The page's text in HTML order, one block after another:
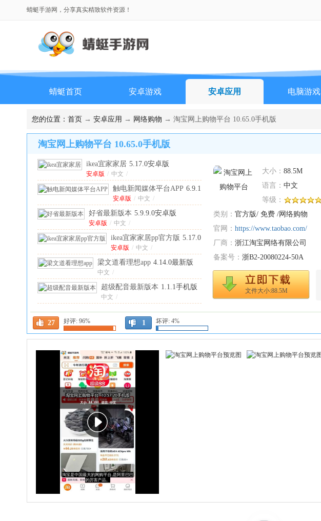
蜻蜓手游网，分享真实精致软件资源！
蜻蜓首页 安卓游戏 安卓应用 电脑游戏
排行榜
您的位置： 首页 → 安卓应用 → 网络购物 → 淘宝网上购物平台 10.65.0手机版
淘宝网上购物平台 10.65.0手机版
大小： 88.5M
语言： 中文
等级：
类别： 官方版/ 免费 /网络购物
官网： https://www.taobao.com/
厂商： 浙江淘宝网络有限公司
备案号： 浙B2-20080224-50A
文件大小:88.5M
27 好评: 96% 1 坏评: 4%
ikea宜家家居 5.17.0安卓版
安卓版 / 中文 /
触电新闻媒体平台APP 6.9.1
安卓版
安卓版 / 中文 /
好省最新版本 5.9.9.0安卓版
安卓版 / 中文 /
ikea宜家家居pp官方版 5.17.0
安卓版
安卓版 / 中文 /
梁文道看理想app 4.14.0最新版
中文 /
超级配音最新版本 1.1.1手机版
中文 /
默往手机版 3.61.3最新版
中文
赫兹app最新版 4.9.4.1安卓版
淘宝谷歌版 10.65.0安卓版
安卓版 中文 /
问心 1.0.5.0220 最新版
中文 /